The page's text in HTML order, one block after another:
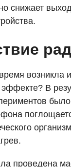
снижает
возникла
В
проведена